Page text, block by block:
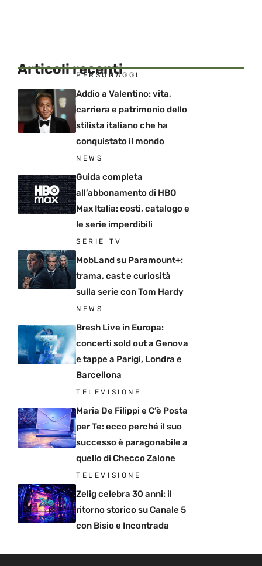
Articoli recenti
PERSONAGGI
Addio a Valentino: vita,
carriera e patrimonio dello
stilista italiano che ha
conquistato il mondo
NEWS
Guida completa
all’abbonamento di HBO
Max Italia: costi, catalogo e
le serie imperdibili
SERIE TV
MobLand su Paramount+:
trama, cast e curiosità
sulla serie con Tom Hardy
NEWS
Bresh Live in Europa:
concerti sold out a Genova
e tappe a Parigi, Londra e
Barcellona
TELEVISIONE
Maria De Filippi e C’è Posta
per Te: ecco perché il suo
successo è paragonabile a
quello di Checco Zalone
TELEVISIONE
Zelig celebra 30 anni: il
ritorno storico su Canale 5
con Bisio e Incontrada